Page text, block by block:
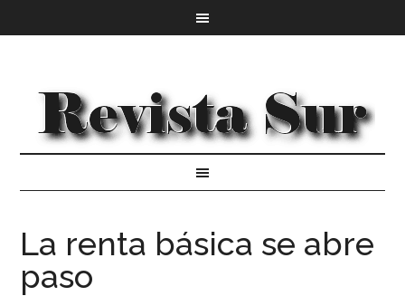
La renta básica se abre
paso